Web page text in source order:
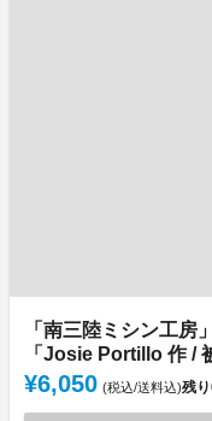
「南三陸ミシン工房
「Josie Portillo 作 /
¥6,050 (税込/送料込)残り